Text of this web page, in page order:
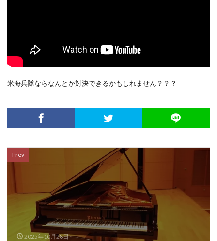
米海兵隊ならなんとか対決できるかもしれません？？？
Prev
2025年10月28日